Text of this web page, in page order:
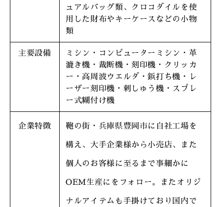
ュアルバッグ類、クロコダイルを使
用した財布やキーケースなどの小物
類
主要設備
ミシン・コンピューターミシン・革
漉き機・裁断機・刻印機・クリッカ
ー・高周波ウエルダ・鋲打ち機・レ
ーザー刻印機・刺しゅう機・スプレ
ー式糊付け機
企業特徴 鞄の街・兵庫県豊岡市に自社工場を
構え、大手企業様から小売店、また
個人のお客様に至るまで事細かに
OEM生産にをフォロー。またオリジ
ナルアイテムも手掛けており国内で